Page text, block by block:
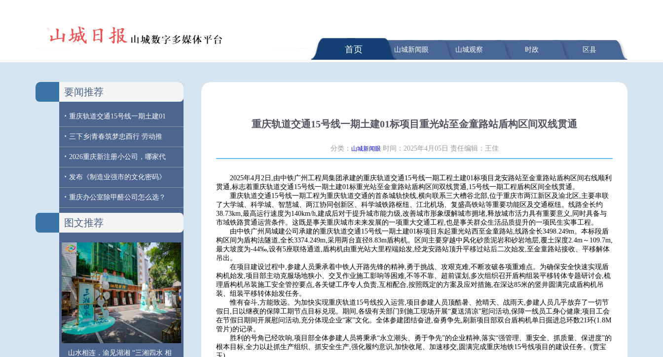
首页 山城新闻眼 山城观察 时政 区县
要闻推荐
· 重庆轨道交通15号线一期土建01
· 三下乡|青春筑梦忠酉行 劳动推
· 2026重庆新注册小公司，哪家代
· 发布《制造业强市的文化密码》
· 重庆办公室除甲醛公司怎么选？
图文推荐
山水相连，渝见湖湘 “三湘四水 相
重庆轨道交通15号线一期土建01标项目重光站至金童路站盾构区间双线贯通
分类： 山城新闻眼 时间：2025年4月05日 责任编辑：王佳
2025年4月2日,由中铁广州工程局集团承建的重庆轨道交通15号线一期工程土建01标项目龙安路站至金童路站盾构区间右线顺利
贯通,标志着重庆轨道交通15号线一期土建01标重光站至金童路站盾构区间双线贯通,15号线一期工程盾构区间全线贯通。
重庆轨道交通15号线一期工程为重庆轨道交通的首条城轨快线,横向联系三大槽谷北部,位于重庆市两江新区及渝北区,主要串联
了大学城、科学城、智慧城、两江协同创新区、科学城铁路枢纽、江北机场、复盛高铁站等重要功能区及交通枢纽。线路全长约
38.73km,最高运行速度为140km/h,建成后对于提升城市能力级,改善城市形象缓解城市拥堵,释放城市活力具有重要意义,同时具备与
市域铁路贯通运营条件。这既是事关重庆城市未来发展的一项重大交通工程,也是事关群众生活品质提升的一项民生实事工程。
由中铁广州局城建公司承建的重庆轨道交通15号线一期土建01标项目东起重光站西至金童路站,线路全长3498.249m。本标段盾
构区间为盾构法隧道,全长3374.249m,采用两台直径8.83m盾构机。区间主要穿越中风化砂质泥岩和砂岩地层,覆土深度2.4m～109.7m,
最大坡度为-44‰,设有5座联络通道,盾构机由重光站大里程端始发,经龙安路站顶升平移过站后二次始发,至金童路站接收、平移解体
吊出。
在项目建设过程中,参建人员秉承着中铁人开路先锋的精神,勇于挑战、攻艰克难,不断攻破各项重难点。为确保安全快速实现盾
构机始发,项目部主动克服场地狭小、交叉作业施工影响等困难,不等不靠、超前谋划,多次组织召开盾构组装平移转体专题研讨会,梳
理盾构机吊装施工安全管控要点,各关键工序专人负责,互相配合,按照既定的方案及应对措施,在深达85米的竖井圆满完成盾构机吊
装、组装平移转体始发任务。
惟有奋斗,方能致远。为加快实现重庆轨道15号线投入运营,项目参建人员顶酷暑、抢晴天、战雨天,参建人员几乎放弃了一切节
假日,日以继夜的保障工期节点目标兑现。期间,各级有关部门到施工现场开展“夏送清凉”慰问活动,保障一线员工身心健康;项目工会
在节假日期间开展慰问活动,充分体现企业“家”文化。全体参建团结奋进,奋勇争先,刷新项目部双台盾构机单日掘进总环数21环(1.8M
管片)的记录。
胜利的号角已经吹响,项目部全体参建人员将秉承“永立潮头、勇于争先”的企业精神,落实“强管理、重安全、抓质量、保进度”的
根本目标,全力以赴抓生产组织、抓安全生产,强化履约意识,加快收尾、加速移交,圆满完成重庆地铁15号线项目的建设任务。(贾宝